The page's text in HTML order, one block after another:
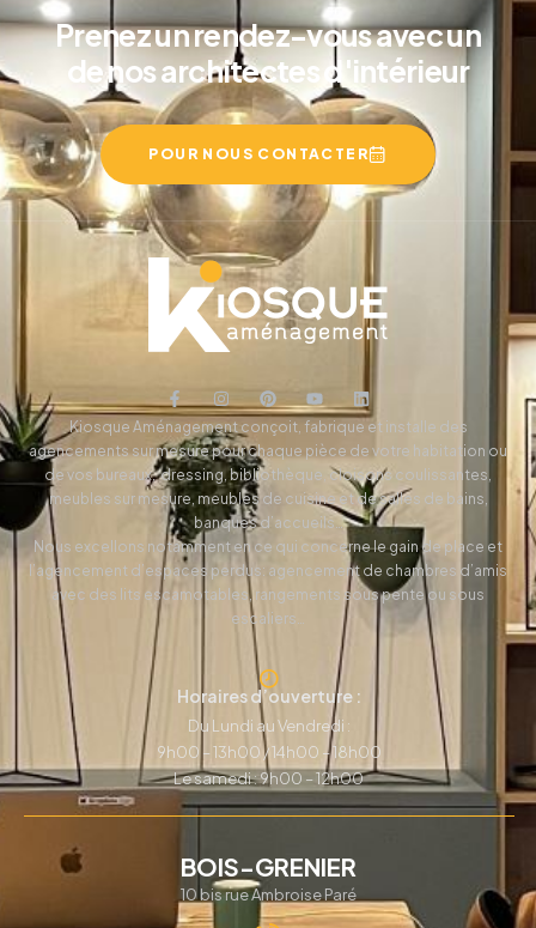
Prenez un rendez-vous avec un
de nos architectes d'intérieur
POUR NOUS CONTACTER
Kiosque Aménagement conçoit, fabrique et installe des
agencements sur mesure pour chaque pièce de votre habitation ou
de vos bureaux, dressing, bibliothèque, cloisons coulissantes,
meubles sur mesure, meubles de cuisine et de salles de bains,
banques d’accueils…
Nous excellons notamment en ce qui concerne le gain de place et
l’agencement d’espaces perdus: agencement de chambres d’amis
avec des lits escamotables, rangements sous pente ou sous
escaliers…
Horaires d’ouverture :
Du Lundi au Vendredi :
9h00 – 13h00 / 14h00 – 18h00
Le samedi : 9h00 – 12h00
BOIS-GRENIER
10 bis rue Ambroise Paré